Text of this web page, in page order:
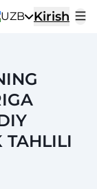
UZB Kirish
TAHLILI